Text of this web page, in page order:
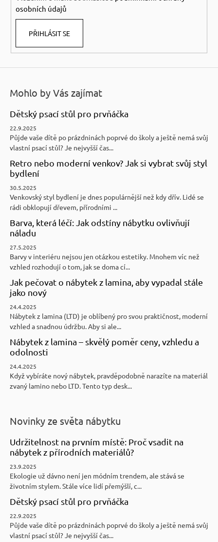
osobních údajů
PŘIHLÁSIT SE
Mohlo by Vás zajímat
Dětský psací stůl pro prvňáčka
22.9.2025
Půjde vaše dítě po prázdninách poprvé do školy a ještě nemá svůj
vlastní psací stůl? Je nejvyšší čas...
Retro nebo moderní venkov? Jak si vybrat svůj styl
bydlení
30.5.2025
Venkovský styl bydlení je dnes populárnější než kdy dřív. Lidé se
rádi obklopují dřevem, přírodními ...
Barva, která léčí: Jak odstíny nábytku ovlivňují
náladu
27.5.2025
Barvy v interiéru nejsou jen otázkou estetiky. Mnohem víc než
vzhled rozhodují o tom, jak se doma cí...
Jak pečovat o nábytek z lamina, aby vypadal stále
jako nový
24.4.2025
Nábytek z lamina (LTD) je oblíbený pro svou praktičnost, moderní
vzhled a snadnou údržbu. Aby si ale...
Nábytek z lamina – skvělý poměr ceny, vzhledu a
odolnosti
24.4.2025
Když vybíráte nový nábytek, pravděpodobně narazíte na materiál
zvaný lamino nebo LTD. Tento typ desk...
Novinky ze světa nábytku
Udržitelnost na prvním místě: Proč vsadit na
nábytek z přírodních materiálů?
23.9.2025
Ekologie už dávno není jen módním trendem, ale stává se
životním stylem. Stále více lidí přemýšlí, c...
Dětský psací stůl pro prvňáčka
22.9.2025
Půjde vaše dítě po prázdninách poprvé do školy a ještě nemá svůj
vlastní psací stůl? Je nejvyšší čas...